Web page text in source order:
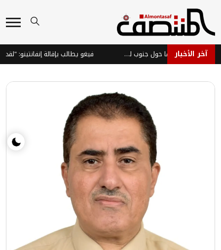
آخر الأخبار غارات إسرائيلية توقف مؤقتاً محادثات روما حول جنوب لبنان فيغو يطالب بإقالة إنفانتينو: "لقد كذب وخان